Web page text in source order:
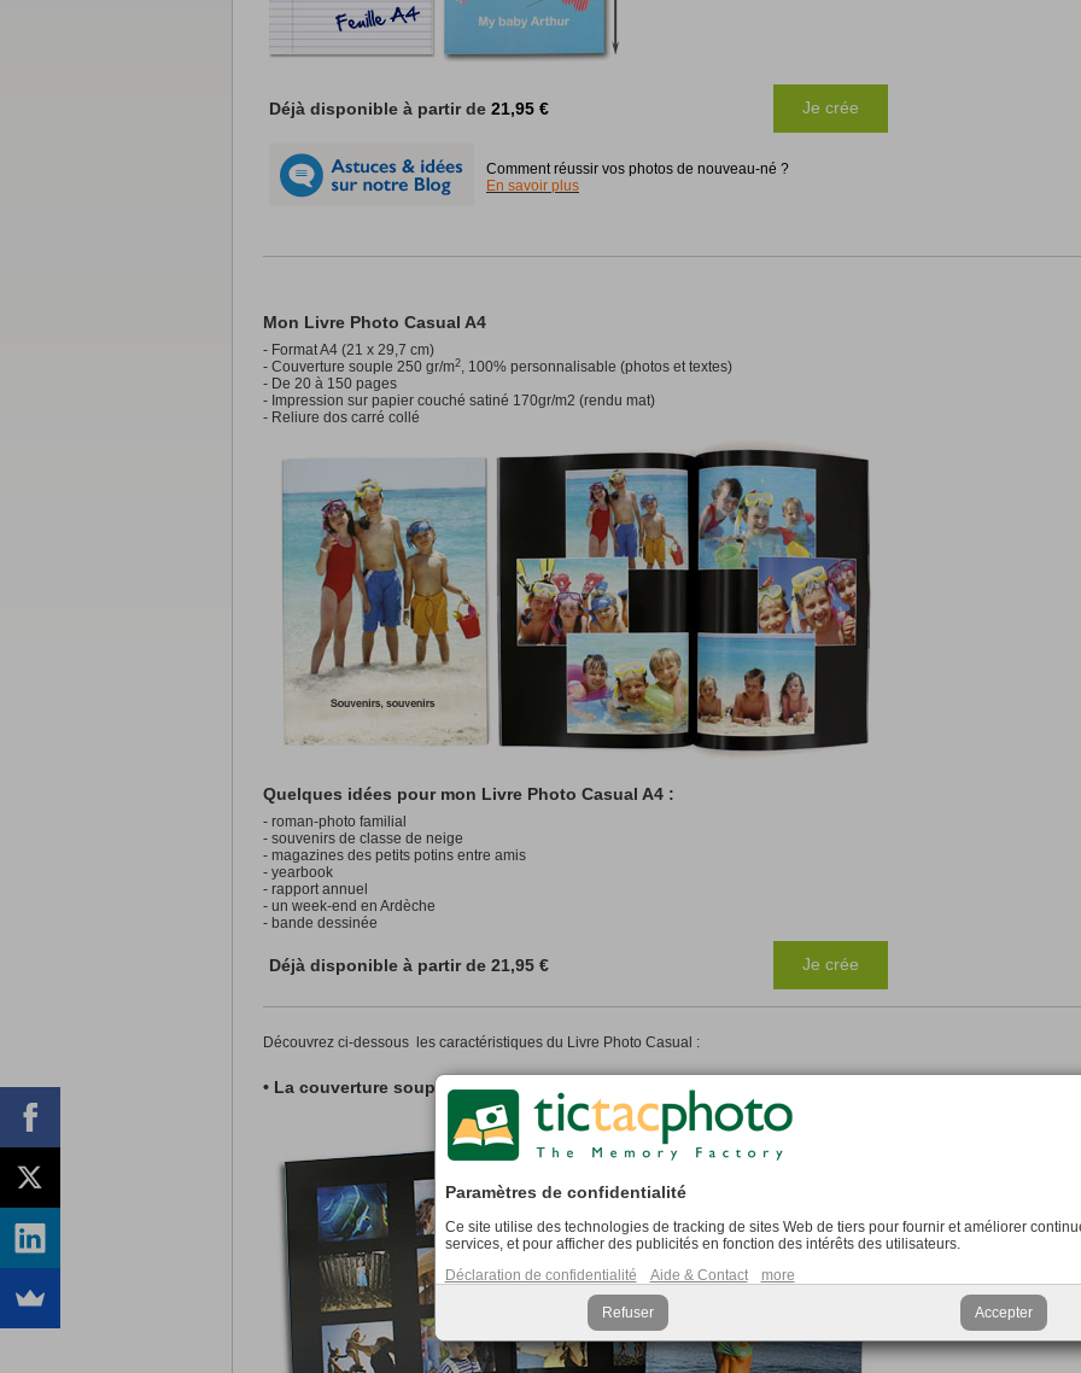
Mural
Standard
25x32cm
XL
32,5x49cm
Luxe A3
29,7x42cm
Bureau
A5
14,8x21cm
Pack
Déjà disponible à partir de 21,95 € Je crée
Comment réussir vos photos de nouveau-né ?
En savoir plus
Mon Livre Photo Casual A4
- Format A4 (21 x 29,7 cm)
- Couverture souple 250 gr/m2, 100% personnalisable (photos et textes)
- De 20 à 150 pages
- Impression sur papier couché satiné 170gr/m2 (rendu mat)
- Reliure dos carré collé
Quelques idées pour mon Livre Photo Casual A4 :
- roman-photo familial
- souvenirs de classe de neige
- magazines des petits potins entre amis
- yearbook
- rapport annuel
- un week-end en Ardèche
- bande dessinée
Déjà disponible à partir de 21,95 € Je crée
Découvrez ci-dessous les caractéristiques du Livre Photo Casual :
• La couverture souple 250 gr/m , 100% personnalisable (photos et textes)
Paramètres de confidentialité
Ce site utilise des technologies de tracking de sites Web de tiers pour fournir et améliorer
services, et pour afficher des publicités en fonction des intérêts des utilisateurs.
Déclaration de confidentialité
Aide & Contact more
Refuser Accepter